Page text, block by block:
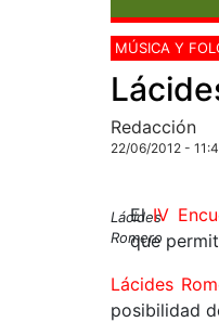
MÚSICA Y
Redacción
22/06/2012 -
Lácides
Romero
ElIV
que
Lácides
posibilidad